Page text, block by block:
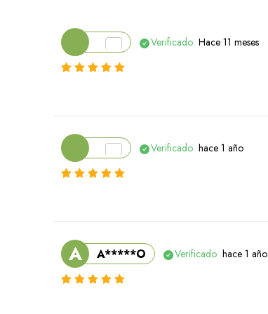
Verificado Hace 11 meses
Verificado hace 1 año
A A*****O Verificado hace 1 año